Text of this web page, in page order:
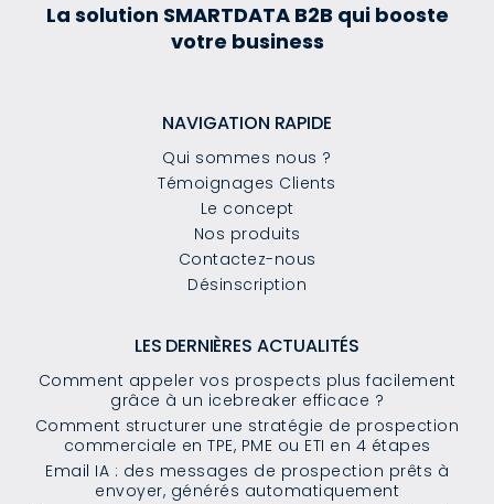
La solution SMARTDATA B2B qui booste
votre business
NAVIGATION RAPIDE
Qui sommes nous ?
Témoignages Clients
Le concept
Nos produits
Contactez-nous
Désinscription
LES DERNIÈRES ACTUALITÉS
Comment appeler vos prospects plus facilement
grâce à un icebreaker efficace ?
Comment structurer une stratégie de prospection
commerciale en TPE, PME ou ETI en 4 étapes
Email IA : des messages de prospection prêts à
envoyer, générés automatiquement